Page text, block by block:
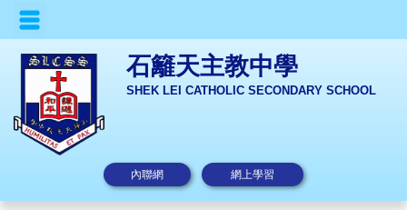
石籬天主教中學
SHEK LEI CATHOLIC SECONDARY SCHOOL
內聯網 網上學習